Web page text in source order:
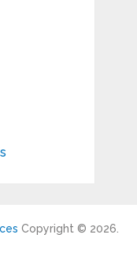
Copyright © 2026.